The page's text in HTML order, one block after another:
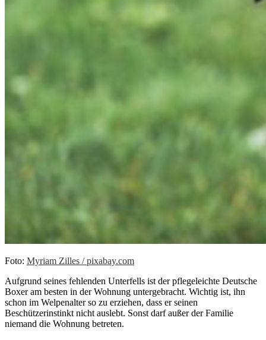
Foto: Myriam Zilles / pixabay.com
Aufgrund seines fehlenden Unterfells ist der pflegeleichte Deutsche
Boxer am besten in der Wohnung untergebracht. Wichtig ist, ihn
schon im Welpenalter so zu erziehen, dass er seinen
Beschützerinstinkt nicht auslebt. Sonst darf außer der Familie
niemand die Wohnung betreten.